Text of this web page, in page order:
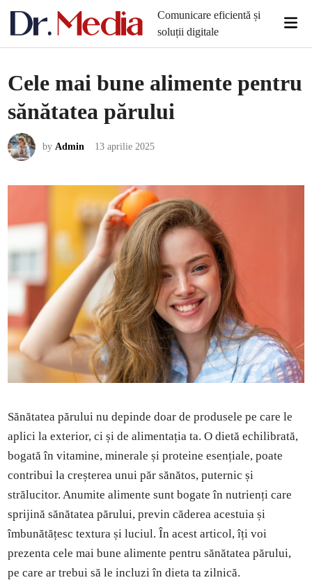
Comunicare eficientă și
soluții digitale
Cele mai bune alimente pentru
sănătatea părului
byAdmin 13 aprilie 2025
Sănătatea părului nu depinde doar de produsele pe care le
aplici la exterior, ci și de alimentația ta. O dietă echilibrată,
bogată în vitamine, minerale și proteine esențiale, poate
contribui la creșterea unui păr sănătos, puternic și
strălucitor. Anumite alimente sunt bogate în nutrienți care
sprijină sănătatea părului, previn căderea acestuia și
îmbunătățesc textura și luciul. În acest articol, îți voi
prezenta cele mai bune alimente pentru sănătatea părului,
pe care ar trebui să le incluzi în dieta ta zilnică.